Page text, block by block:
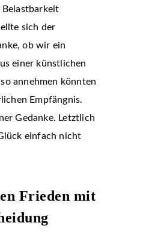
Belastbarkeit
sich der
ob wir ein
einer künstlichen
annehmen könnten
Empfängnis.
Gedanke. Letztlich
einfach nicht
Frieden mit